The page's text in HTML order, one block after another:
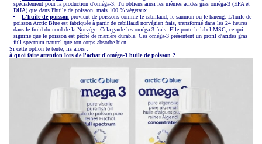
spécialement pour la production d'oméga-3. Tu obtiens ainsi les mêmes acides gras oméga-3 (EPA et
DHA) que dans l'huile de poisson, mais 100 % végétaux.
L'huile de poisson provient de poissons comme le cabillaud, le saumon ou le hareng. L'huile de
poisson Arctic Blue est fabriquée à partir de cabillaud norvégien frais, transformé dans les 24 heures
dans le froid du nord de la Norvège. Cela garde les oméga-3 frais. Elle porte le label MSC, ce qui
signifie que le poisson est pêché de manière durable. Ces oméga-3 présentent un profil d'acides gras
full spectrum naturel que ton corps absorbe bien.
Si cette option te tente, lis alors :
à quoi faire attention lors de l'achat d'oméga-3 huile de poisson ?